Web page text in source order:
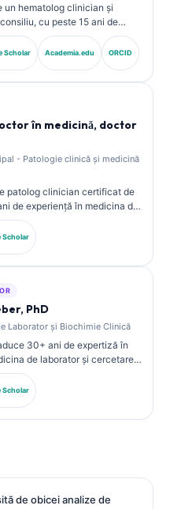
un hematolog clinician și
cu peste 15 ani de
de laborator și analiză clinică
de Chief Medical Officer la
supravegherea clinică a
de laborator în domeniul
Scholar Academia.edu ORCID
în medicină, doctor
- Patologie clinică și medicină
patolog clinician certificat de
de experiență în medicina de
Deține certificări de
și a publicat pe larg
și analiza de laborator
Scholar
PhD
Laborator și Biochimie Clinică
30+ ani de expertiză în
de laborator și cercetarea
al Societății Germane
în analiza
standardizarea biomarkerilor
Scholar
de obicei analize de